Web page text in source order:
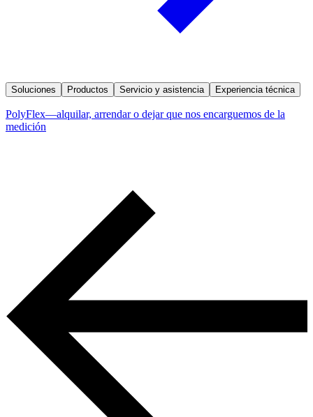
Soluciones Productos Servicio y asistencia Experiencia técnica
PolyFlex—alquilar, arrendar o dejar que nos encarguemos de la
medición